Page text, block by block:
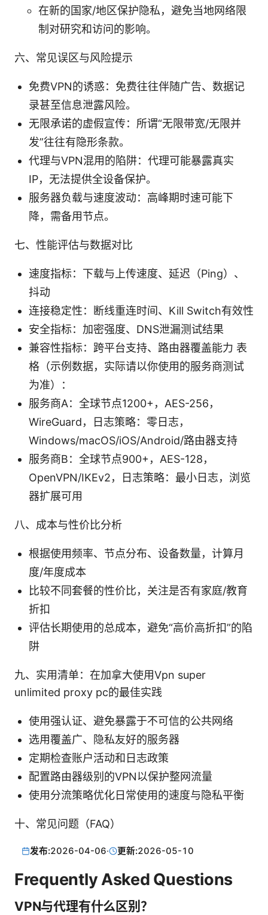
在新的国家/地区保护隐私，避免当地网络限
制对研究和访问的影响。
六、常见误区与风险提示
免费VPN的诱惑：免费往往伴随广告、数据记
录甚至信息泄露风险。
无限承诺的虚假宣传：所谓“无限带宽/无限并
发”往往有隐形条款。
代理与VPN混用的陷阱：代理可能暴露真实
IP，无法提供全设备保护。
服务器负载与速度波动：高峰期时速可能下
降，需备用节点。
七、性能评估与数据对比
速度指标：下载与上传速度、延迟（Ping）、
抖动
连接稳定性：断线重连时间、Kill Switch有效性
安全指标：加密强度、DNS泄漏测试结果
兼容性指标：跨平台支持、路由器覆盖能力 表
格（示例数据，实际请以你使用的服务商测试
为准）：
服务商A：全球节点1200+，AES-256，
WireGuard，日志策略：零日志，
Windows/macOS/iOS/Android/路由器支持
服务商B：全球节点900+，AES-128，
OpenVPN/IKEv2，日志策略：最小日志，浏览
器扩展可用
八、成本与性价比分析
根据使用频率、节点分布、设备数量，计算月
度/年度成本
比较不同套餐的性价比，关注是否有家庭/教育
折扣
评估长期使用的总成本，避免“高价高折扣”的陷
阱
九、实用清单：在加拿大使用Vpn super
unlimited proxy pc的最佳实践
使用强认证、避免暴露于不可信的公共网络
选用覆盖广、隐私友好的服务器
定期检查账户活动和日志政策
配置路由器级别的VPN以保护整网流量
使用分流策略优化日常使用的速度与隐私平衡
十、常见问题（FAQ）
发布:2026-04-06· 更新:2026-05-10
Frequently Asked Questions
VPN与代理有什么区别？